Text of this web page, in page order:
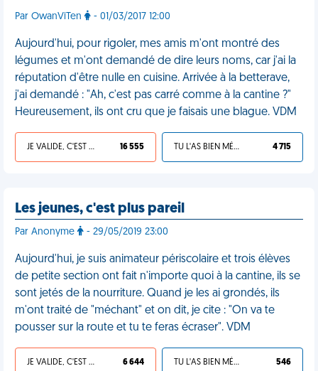
Par OwanViTen - 01/03/2017 12:00
Aujourd'hui, pour rigoler, mes amis m'ont montré des
légumes et m'ont demandé de dire leurs noms, car j'ai la
réputation d'être nulle en cuisine. Arrivée à la betterave,
j'ai demandé : "Ah, c'est pas carré comme à la cantine ?"
Heureusement, ils ont cru que je faisais une blague. VDM
JE VALIDE, C'EST UNE VDM 16 555 TU L'AS BIEN MÉRITÉ 4 715
Les jeunes, c'est plus pareil
Par Anonyme - 29/05/2019 23:00
Aujourd'hui, je suis animateur périscolaire et trois élèves
de petite section ont fait n'importe quoi à la cantine, ils se
sont jetés de la nourriture. Quand je les ai grondés, ils
m'ont traité de "méchant" et on dit, je cite : "On va te
pousser sur la route et tu te feras écraser". VDM
JE VALIDE, C'EST UNE VDM 6 644 TU L'AS BIEN MÉRITÉ 546